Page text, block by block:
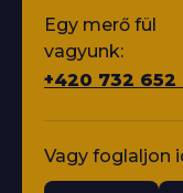
Egy merő fül
vagyunk:
+420 732 652
Vagy foglaljon